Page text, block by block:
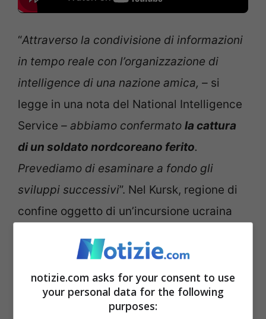
“Attraverso la condivisione di informazioni
in tempo reale con l’organizzazione di
intelligence di una nazione amica, – si
legge in una nota del National Intelligence
Service – abbiamo confermato la cattura
di un soldato nordcoreano ferito.
Prevediamo di esaminare a fondo gli
sviluppi successivi”. Nel Kursk, regione di
confine oggetto di un’incursione ucraina
12mila soldati nordcoreani, tra cui circa
500 ufficiali e 3 generali.
Pyongyang si starebbe preparando a
notizie.com asks for your consent to use
your personal data for the following
purposes: